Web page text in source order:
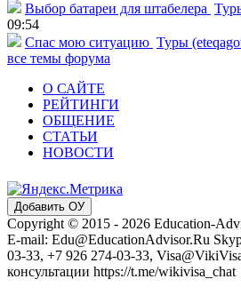
Выбор батареи для штабелера
09:54
Спас мою ситуацию Туры
все темы форума
О САЙТЕ
РЕЙТИНГИ
ОБЩЕНИЕ
СТАТЬИ
НОВОСТИ
Добавить ОУ
Copyright © 2015 - 2026 Education-
E-mail: Edu@EducationAdvisor.Ru
03-33, +7 926 274-03-33,
консультации https://t.me/wikivisa_chat